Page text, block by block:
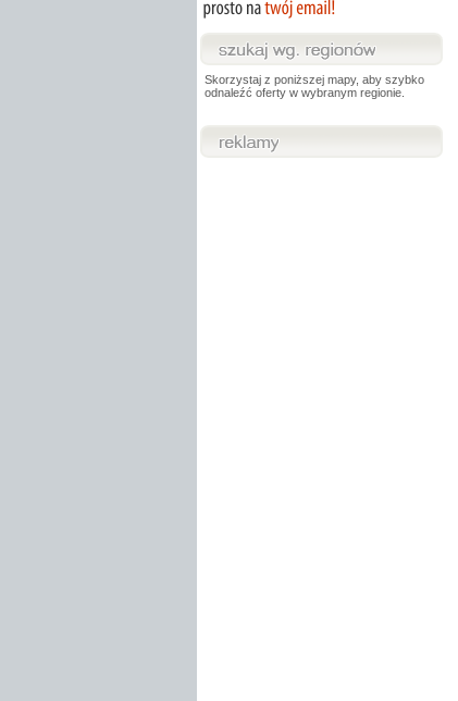
Skorzystaj z poniższej mapy, aby szybko
odnaleźć oferty w wybranym regionie.